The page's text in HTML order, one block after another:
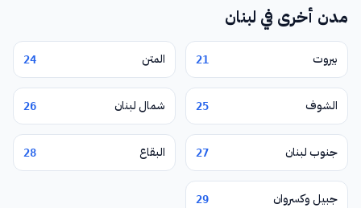
مدن أخرى في لبنان
بيروت 21 المتن 24
الشوف 25 شمال لبنان 26
جنوب لبنان 27 البقاع 28
جبيل وكسروان 29